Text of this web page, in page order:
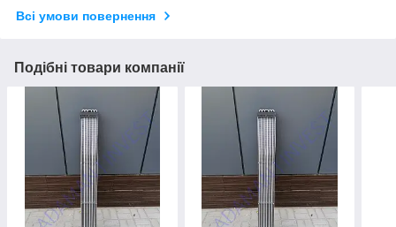
Всі умови повернення
Подібні товари компанії